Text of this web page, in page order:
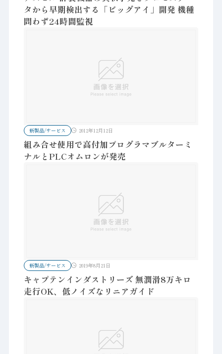
タから早期検出する「ビッグアイ」開発 機種
問わず24時間監視
新製品/サービス 2012年12月12日
組み合せ使用で高付加プログラマブルターミ
ナルとPLCオムロンが発売
新製品/サービス 2019年8月21日
キャプテンインダストリーズ 無潤滑8万キロ
走行OK、低ノイズなリニアガイド